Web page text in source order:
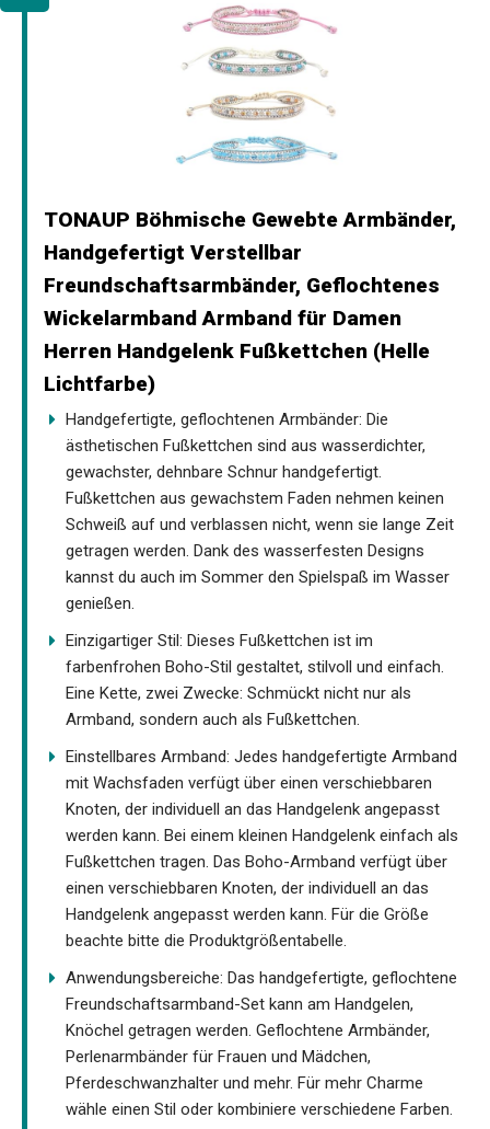
TONAUP Böhmische Gewebte Armbänder,
Handgefertigt Verstellbar
Freundschaftsarmbänder, Geflochtenes
Wickelarmband Armband für Damen
Herren Handgelenk Fußkettchen (Helle
Lichtfarbe)
Handgefertigte, geflochtenen Armbänder: Die
ästhetischen Fußkettchen sind aus wasserdichter,
gewachster, dehnbare Schnur handgefertigt.
Fußkettchen aus gewachstem Faden nehmen keinen
Schweiß auf und verblassen nicht, wenn sie lange Zeit
getragen werden. Dank des wasserfesten Designs
kannst du auch im Sommer den Spielspaß im Wasser
genießen.
Einzigartiger Stil: Dieses Fußkettchen ist im
farbenfrohen Boho-Stil gestaltet, stilvoll und einfach.
Eine Kette, zwei Zwecke: Schmückt nicht nur als
Armband, sondern auch als Fußkettchen.
Einstellbares Armband: Jedes handgefertigte Armband
mit Wachsfaden verfügt über einen verschiebbaren
Knoten, der individuell an das Handgelenk angepasst
werden kann. Bei einem kleinen Handgelenk einfach als
Fußkettchen tragen. Das Boho-Armband verfügt über
einen verschiebbaren Knoten, der individuell an das
Handgelenk angepasst werden kann. Für die Größe
beachte bitte die Produktgrößentabelle.
Anwendungsbereiche: Das handgefertigte, geflochtene
Freundschaftsarmband-Set kann am Handgelen,
Knöchel getragen werden. Geflochtene Armbänder,
Perlenarmbänder für Frauen und Mädchen,
Pferdeschwanzhalter und mehr. Für mehr Charme
wähle einen Stil oder kombiniere verschiedene Farben.